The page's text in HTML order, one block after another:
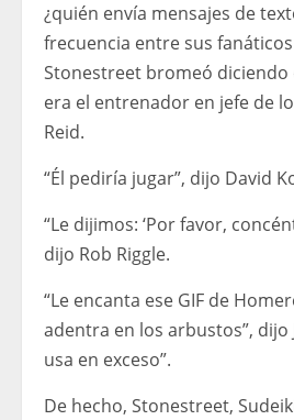
¿quién envía mensajes de
frecuencia entre sus
Stonestreet bromeó diciendo
era el entrenador en jefe de
Reid.
“Él pediría jugar”, dijo David
“Le dijimos: ‘Por favor,
dijo Rob Riggle.
“Le encanta ese GIF de
adentra en los arbustos”, dijo
usa en exceso”.
De hecho, Stonestreet,